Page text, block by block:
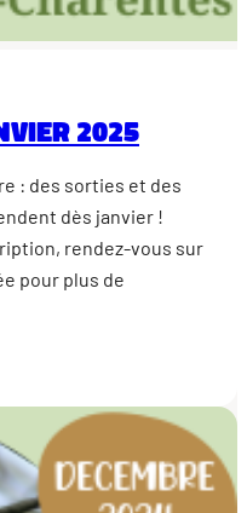
2025
: des sorties et des
dès janvier !
rendez-vous sur
pour plus de